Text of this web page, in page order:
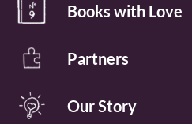
Books with Love
Partners
Our Story